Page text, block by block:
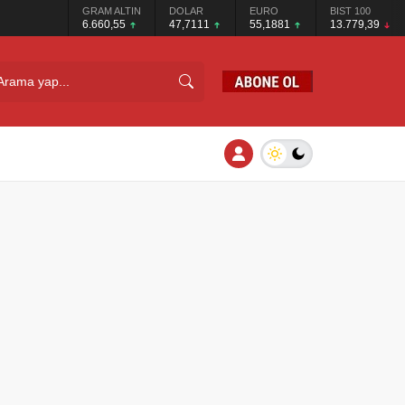
GRAM ALTIN
6.660,55
DOLAR
47,7111
EURO
55,1881
BIST 100
13.779,39